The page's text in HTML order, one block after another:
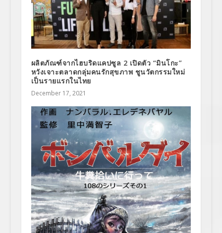
ผลิตภัณฑ์จากไฮบริดแคปซูล 2 เปิดตัว “มินโกะ”
หวังเจาะตลาดกลุ่มคนรักสุขภาพ ชูนวัตกรรมใหม่
เป็นรายแรกในไทย
December 17, 2021